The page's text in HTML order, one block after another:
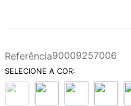
Referência90009257006
9º
deca you
10º cobre escovado